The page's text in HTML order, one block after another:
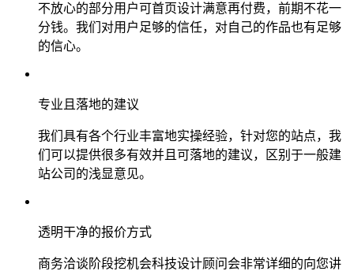
不放心的部分用户可首页设计满意再付费，前期不花一
分钱。我们对用户足够的信任，对自己的作品也有足够
的信心。
专业且落地的建议
我们具有各个行业丰富地实操经验，针对您的站点，我
们可以提供很多有效并且可落地的建议，区别于一般建
站公司的浅显意见。
透明干净的报价方式
商务洽谈阶段挖机会科技设计顾问会非常详细的向您讲